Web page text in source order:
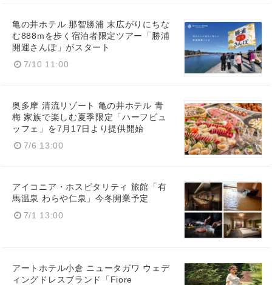
亀の井ホテル 那智勝浦 末広がりにちな
む888mを歩く宿泊者限定ツアー「勝浦
開運さんぽ」がスタート
7/10 11:00
奥多摩 清流リゾート 亀の井ホテル 青
梅 家族で楽しむ夏季限定「ハーフビュ
ッフェ」を7月17日より提供開始
7/6 13:00
アイコニア・ホスピタリティ 旅館「有
馬温泉 わらや仁泉」今冬開業予定
7/1 13:00
アートホテル小倉 ニュータガワ ウェデ
ィングドレスブランド「Fiore